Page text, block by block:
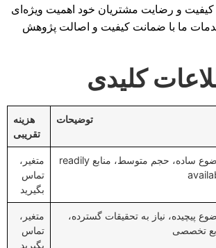
کیفیت و رضایت مشتریان خود اهمیت ویژه‌ای
خدمات ما با ضمانت کیفیت و اصالت پژوهش
کلیدی
توضیحات
هزینه
تقریبی
موضوع ساده، حجم متوسط، منابع readily
متغیر،
تماس
بگیرید
پیچیده، نیاز به تحقیقات گسترده،
تخصصی
متغیر،
تماس
بگیرید